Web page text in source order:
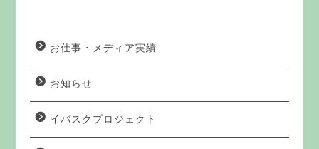
お仕事・メディア実績
お知らせ
イバスクプロジェクト